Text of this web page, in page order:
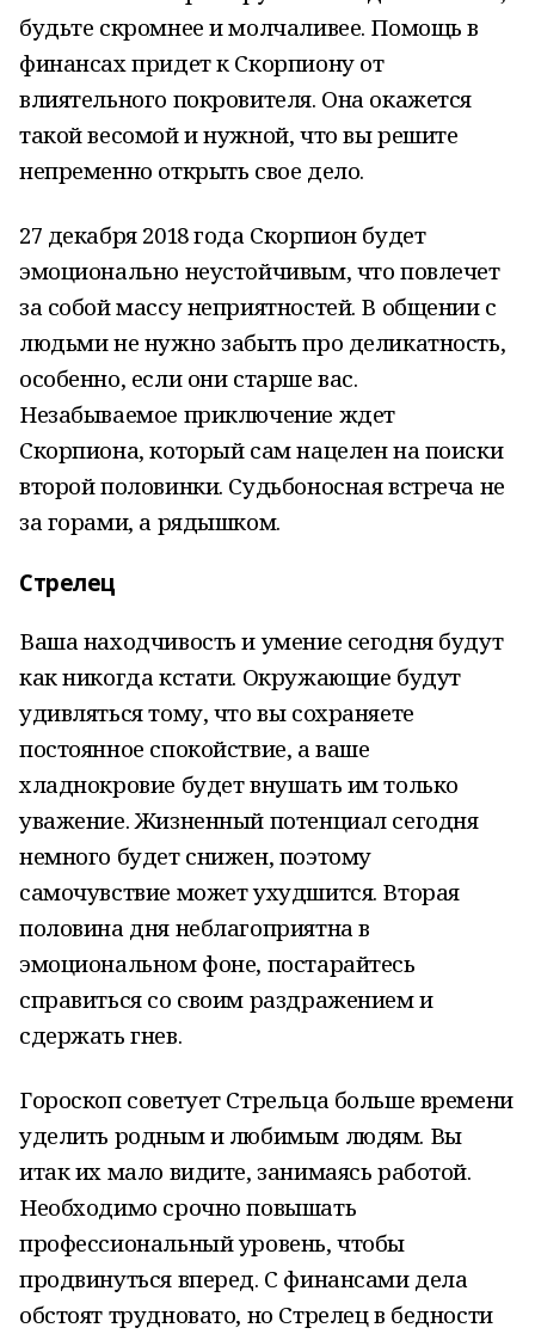
будьте скромнее и молчаливее. Помощь в
финансах придет к Скорпиону от
влиятельного покровителя. Она окажется
такой весомой и нужной, что вы решите
непременно открыть свое дело.
27 декабря 2018 года Скорпион будет
эмоционально неустойчивым, что повлечет
за собой массу неприятностей. В общении с
людьми не нужно забыть про деликатность,
особенно, если они старше вас.
Незабываемое приключение ждет
Скорпиона, который сам нацелен на поиски
второй половинки. Судьбоносная встреча не
за горами, а рядышком.
Стрелец
Ваша находчивость и умение сегодня будут
как никогда кстати. Окружающие будут
удивляться тому, что вы сохраняете
постоянное спокойствие, а ваше
хладнокровие будет внушать им только
уважение. Жизненный потенциал сегодня
немного будет снижен, поэтому
самочувствие может ухудшится. Вторая
половина дня неблагоприятна в
эмоциональном фоне, постарайтесь
справиться со своим раздражением и
сдержать гнев.
Гороскоп советует Стрельца больше времени
уделить родным и любимым людям. Вы
итак их мало видите, занимаясь работой.
Необходимо срочно повышать
профессиональный уровень, чтобы
продвинуться вперед. С финансами дела
обстоят трудновато, но Стрелец в бедности